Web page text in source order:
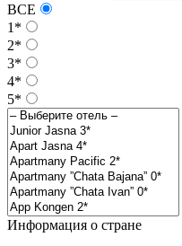
ВСЕ
1*
2*
3*
4*
5*
Информация о стране